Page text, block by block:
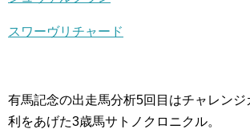
スワーヴリチャード
有馬記念の出走馬分析5回目はチャレンジ
利をあげた3歳馬サトノクロニクル。